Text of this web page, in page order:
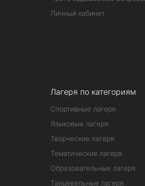
Личный кабинет
Лагеря по категориям
Спортивные лагеря
Языковые лагеря
Творческие лагеря
Тематические лагеря
Образовательные лагеря
Танцевальные лагеря